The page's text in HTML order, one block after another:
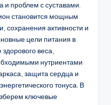
и проблем с суставами.
становится мощным
сохранения активности и
цели питания в
веса,
нутриентами
защита сердца и
тонуса. В
ключевые